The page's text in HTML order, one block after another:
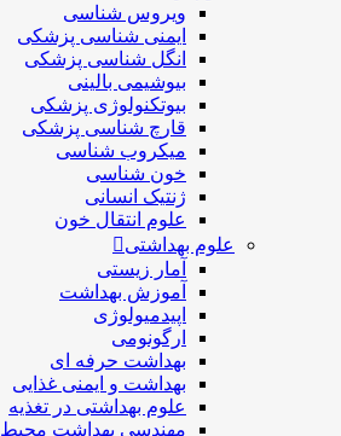
ویروس شناسی
ایمنی شناسی پزشكی
انگل شناسی پزشکی
بیوشیمی بالینی
بیوتکنولوژی پزشکی
قارچ شناسی پزشکی
ميكروب شناسی
خون شناسی
ژنتیک انسانی
علوم انتقال خون
علوم بهداشتی
آمار زیستی
آموزش بهداشت
اپیدمیولوژی
ارگونومی
بهداشت حرفه ای
بهداشت و ایمنی غذایی
علوم بهداشتی در تغذیه
مهندسی بهداشت محيط